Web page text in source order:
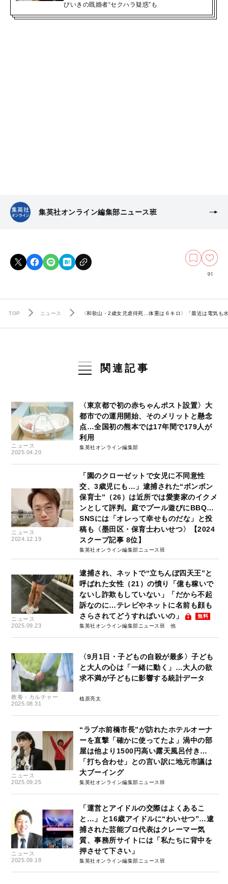
びいきの既婚者“セクハラ疑惑”も
集英社オンライン編集部ニュース班
91
TOP ニュース 〈和歌山・2歳女児虐待死…体重は６キロ〉「最近は電気
関連記事
ニュース
2025.04.20
〈東京都で初の赤ちゃんポスト設置〉大
都市での運用開始、そのメリットと懸念
点…全国初の熊本では17年間で179人が
利用
集英社オンライン編集部
ニュース
2024.12.19
「園のクローゼットで女児に不同意性
交、3歳児にも…」逮捕された“ボンボン
保育士”（26）は近所では愛妻家のイクメ
ンとして評判。庭でプール遊びにBBQ…
SNSには「オレって幸せものだな」と投
稿も〈墨田区・保育士わいせつ〉【2024
スクープ記事 8位】
集英社オンライン編集部ニュース班
ニュース
2025.09.23
逮捕され、ネットで“立ちんぼ四天王”と
呼ばれた女性（21）の憤り「億も稼いで
ないし詐欺もしていない」「だから不起
訴なのに…テレビやネットに名前も顔も
さらされてどうすればいいの」
無料
集英社オンライン編集部ニュース班
教養・カルチャー
2025.08.31
〈9月1日・子どもの自殺が最多〉子ども
と大人の心は「一緒に動く」…大人の欲
求不満が子どもに影響する統計データ
植原亮太
ニュース
2025.09.25
“ラブホ前橋市長”が訪れたホテルオーナ
ーを直撃「確かに使ってたよ」渦中の部
屋は他より1500円高い露天風呂付き…
「打ち合わせ」との言い訳に地元市議は
大ブーイング
集英社オンライン編集部ニュース班
ニュース
2025.09.18
「運営とアイドルの交際はよくあるこ
と…」と16歳アイドルに“わいせつ”…逮
捕された芸能プロ代表はクレーマー気
質、事務所サイトには「私たちに背中を
押させて下さい」
集英社オンライン編集部ニュース班